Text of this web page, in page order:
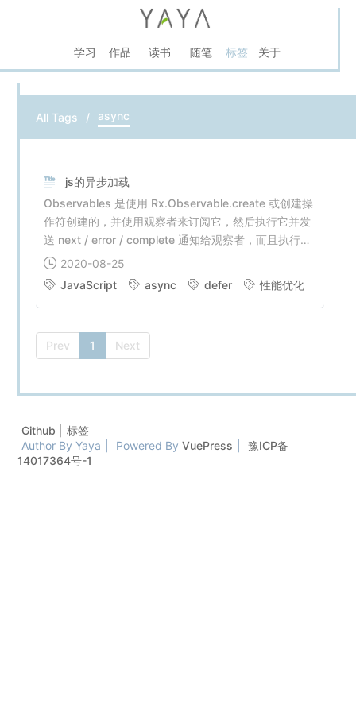
学习 作品 读书 随笔 标签 关于
All Tags async
js的异步加载
Observables 是使用 Rx.Observable.create 或创建操
作符创建的，并使用观察者来订阅它，然后执行它并发
送 next / error / complete 通知给观察者，而且执行可
能会被清理。这四个方面全部编码在 Observables 实
例中，但某些方面是与其他类型相关的，像 Observer
(观察者) 和 Subscription (订阅)。
2020-08-25
JavaScript
async defer 性能优化
Prev 1 Next
Github
标签
Author By Yaya
Powered ByVuePress
豫ICP备
14017364号-1